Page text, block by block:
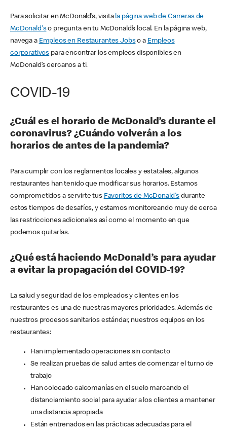
Para solicitar en McDonald’s, visita la página web de Carreras de
McDonald'so pregunta en tu McDonald’s local. En la página web,
navega a Empleos en Restaurantes Jobso a Empleos
corporativos para encontrar los empleos disponibles en
McDonald’s cercanos a ti.
COVID-19
¿Cuál es el horario de McDonald’s durante el
coronavirus? ¿Cuándo volverán a los
horarios de antes de la pandemia?
Para cumplir con los reglamentos locales y estatales, algunos
restaurantes han tenido que modificar sus horarios. Estamos
comprometidos a servirte tus Favoritos de McDonald's durante
estos tiempos de desafíos, y estamos monitoreando muy de cerca
las restricciones adicionales así como el momento en que
podemos quitarlas.
¿Qué está haciendo McDonald’s para ayudar
a evitar la propagación del COVID-19?
La salud y seguridad de los empleados y clientes en los
restaurantes es una de nuestras mayores prioridades. Además de
nuestros procesos sanitarios estándar, nuestros equipos en los
restaurantes:
Han implementado operaciones sin contacto
Se realizan pruebas de salud antes de comenzar el turno de
trabajo
Han colocado calcomanías en el suelo marcando el
distanciamiento social para ayudar a los clientes a mantener
una distancia apropiada
Están entrenados en las prácticas adecuadas para el